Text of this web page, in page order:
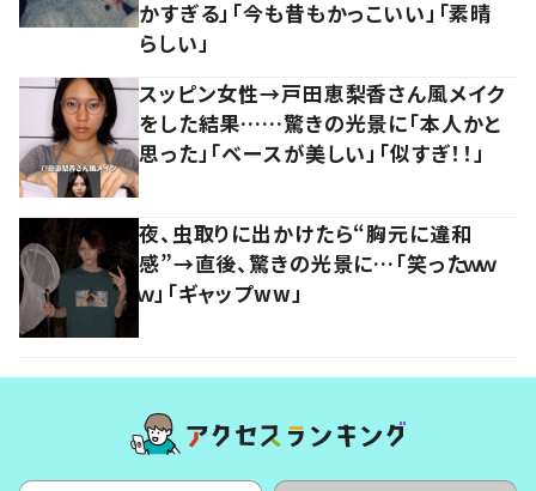
かすぎる」「今も昔もかっこいい」「素晴
らしい」
スッピン女性→戸田恵梨香さん風メイク
をした結果……驚きの光景に「本人かと
思った」「ベースが美しい」「似すぎ！！」
夜、虫取りに出かけたら“胸元に違和
感”→直後、驚きの光景に…「笑ったｗｗ
ｗ」「ギャップww」